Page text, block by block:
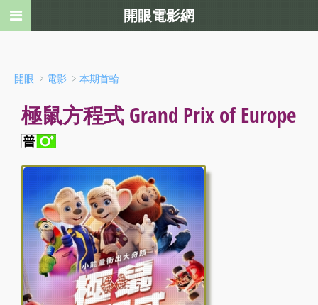
開眼 ﹥ 電影 ﹥ 本期首輪
極鼠方程式 Grand Prix of Europe
開眼電影網